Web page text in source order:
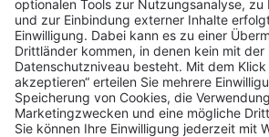
Impressum
Datenschutz-Informationen
Hausordnung